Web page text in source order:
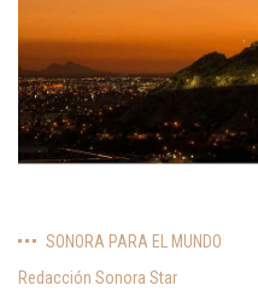
SONORA PARA EL MUNDO
Redacción Sonora Star